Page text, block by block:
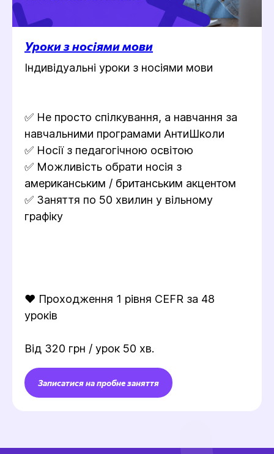
Уроки з носіями мови
Індивідуальні уроки з носіями мови
✅ Не просто спілкування, а навчання за
навчальними програмами АнтиШколи
✅ Носії з педагогічною освітою
✅ Можливість обрати носія з
американським / британським акцентом
✅ Заняття по 50 хвилин у вільному
графіку
❤️ Проходження 1 рівня CEFR за 48
уроків
Від 320 грн / урок 50 хв.
Записатися на пробне заняття